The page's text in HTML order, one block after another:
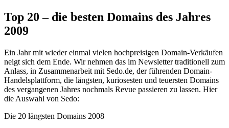
Top 20 – die besten Domains des Jahres
2009
Ein Jahr mit wieder einmal vielen hochpreisigen Domain-Verkäufen
neigt sich dem Ende. Wir nehmen das im Newsletter traditionell zum
Anlass, in Zusammenarbeit mit Sedo.de, der führenden Domain-
Handelsplattform, die längsten, kuriosesten und teuersten Domains
des vergangenen Jahres nochmals Revue passieren zu lassen. Hier
die Auswahl von Sedo:
Die 20 längsten Domains 2008